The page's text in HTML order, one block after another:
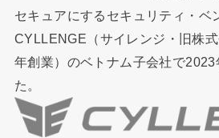
セキュアにするセキュリティ・ベ
CYLLENGE（サイレンジ・旧株
年創業）のベトナム子会社で2023
た。